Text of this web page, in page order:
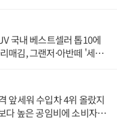
국내 베스트셀러 톱10에
매김, 그랜저·아반떼 '세단
앞세워 수입차 4위 올랐지
다 높은 공임비에 소비자